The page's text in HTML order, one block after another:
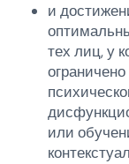
и
тех лиц, у
или